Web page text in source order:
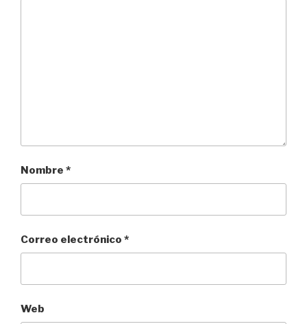
Nombre *
Correo electrónico *
Web